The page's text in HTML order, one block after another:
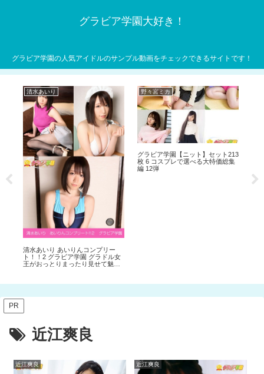
グラビア学園大好き！
グラビア学園の人気アイドルのサンプル動画をチェックできるサイトです！
清水あいり
清水あいり あいりんコンプリー
ト！！2 グラビア学園 グラドル女
王がおっとりまったり見せて魅せ
野々宮ミカ
グラビア学園【ニット】セット213
枚 6 コスプレで選べる大特価総集
編 12弾
PR
近江爽良
近江爽良 近江爽良